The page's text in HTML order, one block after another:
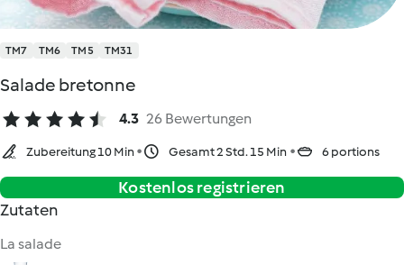
TM7 TM6 TM5 TM31
Salade bretonne
4.3 26 Bewertungen
Zubereitung 10 Min Gesamt 2 Std. 15 Min 6 portions
Kostenlos registrieren
Zutaten
La salade